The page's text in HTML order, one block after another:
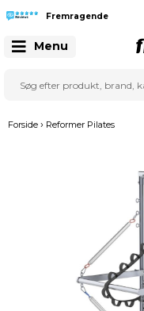
Fremragende
Menu
Forside › Reformer Pilates